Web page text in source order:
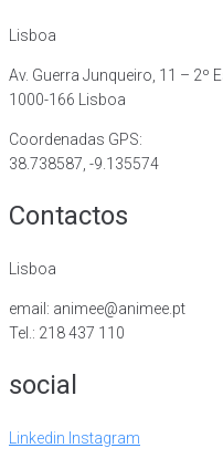
Lisboa
Av. Guerra Junqueiro, 11 – 2º
1000-166 Lisboa
Coordenadas GPS:
38.738587, -9.135574
Contactos
Lisboa
email: animee@animee.pt
Tel.: 218 437 110
social
Linkedin Instagram